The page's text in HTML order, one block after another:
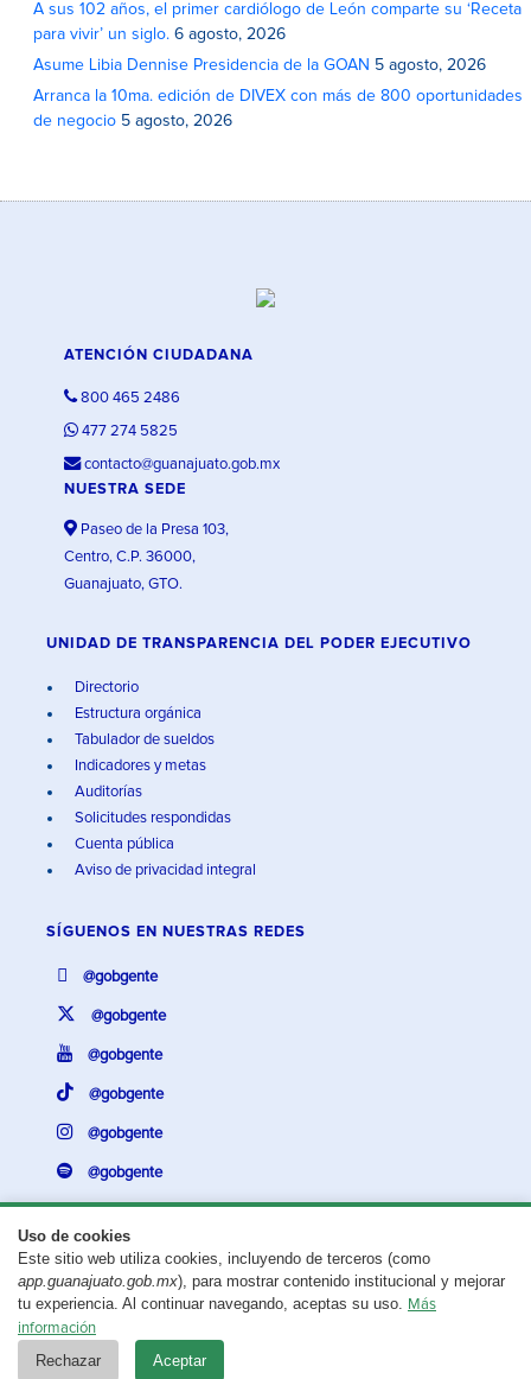
A sus 102 años, el primer cardiólogo de León comparte su ‘Receta
para vivir’ un siglo. 6 agosto, 2026
Asume Libia Dennise Presidencia de la GOAN 5 agosto, 2026
Arranca la 10ma. edición de DIVEX con más de 800 oportunidades
de negocio 5 agosto, 2026
Uso de cookies
Este sitio web utiliza cookies, incluyendo de terceros (como
app.guanajuato.gob.mx), para mostrar contenido institucional y mejorar
tu experiencia. Al continuar navegando, aceptas su uso. Más
información
Rechazar Aceptar
ATENCIÓN CIUDADANA
800 465 2486
477 274 5825
contacto@guanajuato.gob.mx
NUESTRA SEDE
Paseo de la Presa 103,
Centro, C.P. 36000,
Guanajuato, GTO.
UNIDAD DE TRANSPARENCIA DEL PODER EJECUTIVO
Directorio
Estructura orgánica
Tabulador de sueldos
Indicadores y metas
Auditorías
Solicitudes respondidas
Cuenta pública
Aviso de privacidad integral
SÍGUENOS EN NUESTRAS REDES
@gobgente
@gobgente
@gobgente
@gobgente
@gobgente
@gobgente
¿Existe algún problema con esta página?Repórtalo aquí.
Aviso legal